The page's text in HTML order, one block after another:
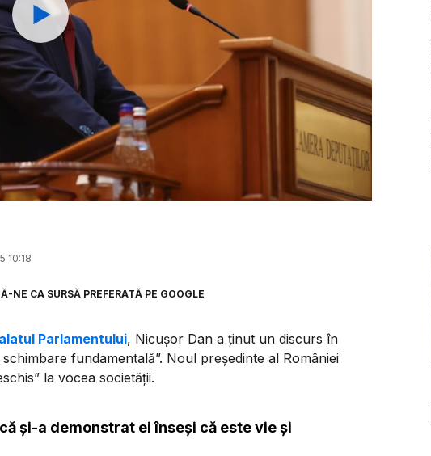
Watch
10:18
NE CA SURSĂ PREFERATĂ PE GOOGLE
Parlamentului, Nicușor Dan a ținut un discurs în
fundamentală”. Noul președinte al României
la vocea societății.
și-a demonstrat ei înseși că este vie și